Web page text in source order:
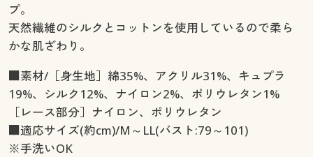
プ。
天然繊維のシルクとコットンを使用しているので柔ら
かな肌ざわり。
■素材/［身生地］綿35%、アクリル31%、キュプラ
19%、シルク12%、ナイロン2%、ポリウレタン1%
［レース部分］ナイロン、ポリウレタン
■適応サイズ(約cm)/M～LL(バスト:79～101)
※手洗いOK